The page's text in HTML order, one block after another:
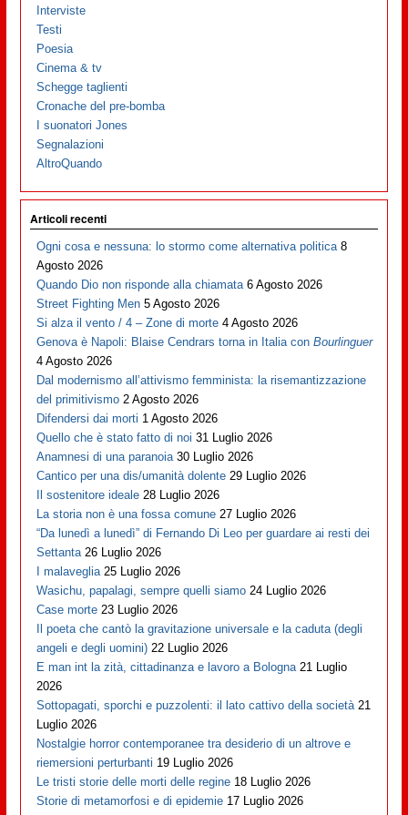
Interviste
Testi
Poesia
Cinema & tv
Schegge taglienti
Cronache del pre-bomba
I suonatori Jones
Segnalazioni
AltroQuando
Articoli recenti
Ogni cosa e nessuna: lo stormo come alternativa politica 8
Agosto 2026
Quando Dio non risponde alla chiamata 6 Agosto 2026
Street Fighting Men 5 Agosto 2026
Si alza il vento / 4 – Zone di morte 4 Agosto 2026
Genova è Napoli: Blaise Cendrars torna in Italia conBourlinguer
4 Agosto 2026
Dal modernismo all’attivismo femminista: la risemantizzazione
del primitivismo 2 Agosto 2026
Difendersi dai morti 1 Agosto 2026
Quello che è stato fatto di noi 31 Luglio 2026
Anamnesi di una paranoia 30 Luglio 2026
Cantico per una dis/umanità dolente 29 Luglio 2026
Il sostenitore ideale 28 Luglio 2026
La storia non è una fossa comune 27 Luglio 2026
“Da lunedì a lunedì” di Fernando Di Leo per guardare ai resti dei
Settanta 26 Luglio 2026
I malaveglia 25 Luglio 2026
Wasichu, papalagi, sempre quelli siamo 24 Luglio 2026
Case morte 23 Luglio 2026
Il poeta che cantò la gravitazione universale e la caduta (degli
angeli e degli uomini) 22 Luglio 2026
E man int la zità, cittadinanza e lavoro a Bologna 21 Luglio
2026
Sottopagati, sporchi e puzzolenti: il lato cattivo della società 21
Luglio 2026
Nostalgie horror contemporanee tra desiderio di un altrove e
riemersioni perturbanti 19 Luglio 2026
Le tristi storie delle morti delle regine 18 Luglio 2026
Storie di metamorfosi e di epidemie 17 Luglio 2026